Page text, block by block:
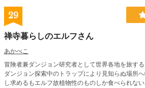
29
禅寺暮らしのエルフさん
あかべこ
冒険者兼ダンジョン研究者として世界各地を旅す
ダンジョン探索中のトラップにより見知らぬ場所
し求めるもエルフ故植物性のものしか食べられな